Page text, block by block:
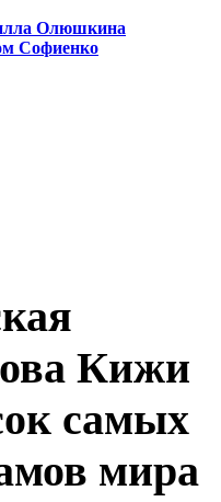
Олюшкина
Софиенко
Кижи
самых
мира